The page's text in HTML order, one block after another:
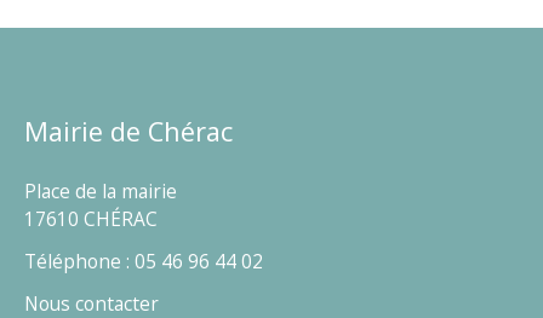
Mairie de Chérac
Place de la mairie
17610 CHÉRAC
Téléphone : 05 46 96 44 02
Nous contacter